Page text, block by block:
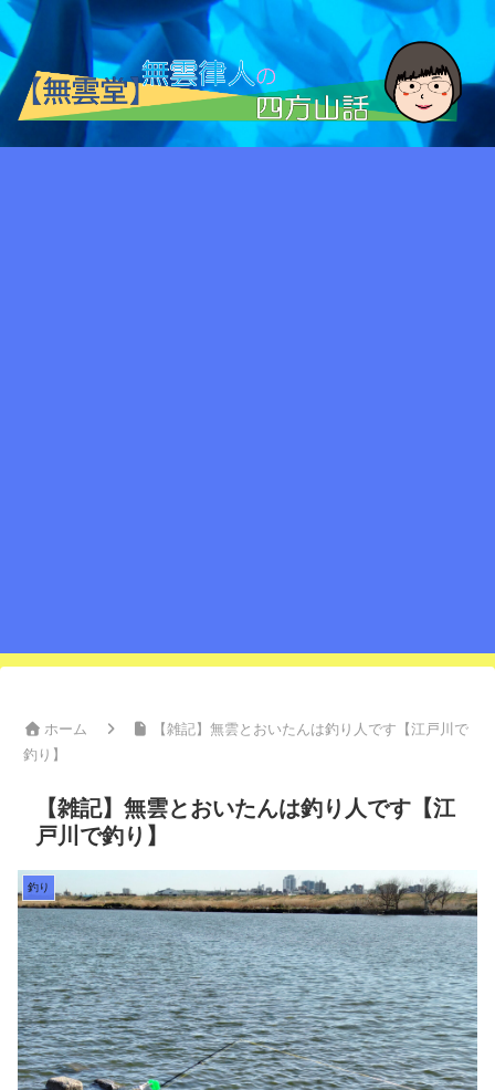
ホーム
【雑記】無雲とおいたんは釣り人です【江戸川で
釣り】
【雑記】無雲とおいたんは釣り人です【江
戸川で釣り】
釣り